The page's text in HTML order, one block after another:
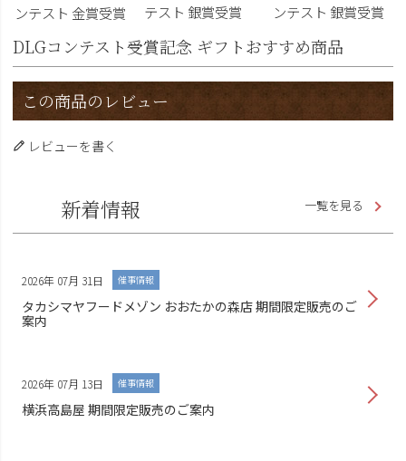
ンテスト 金賞受賞
テスト 銀賞受賞
ンテスト 銀賞受賞
DLGコンテスト受賞記念 ギフトおすすめ商品
この商品のレビュー
レビューを書く
新着情報 一覧を見る
2026年 07月 31日 催事情報
タカシマヤフードメゾン おおたかの森店 期間限定販売のご
案内
2026年 07月 13日 催事情報
横浜高島屋 期間限定販売のご案内